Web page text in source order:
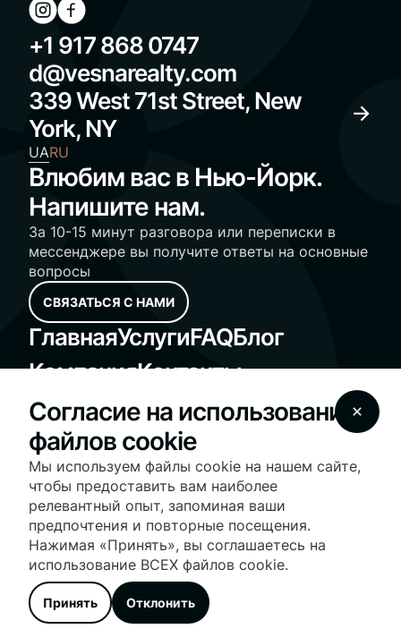
+1 917 868 0747
d@vesnarealty.com
339 West 71st Street, New
York, NY
UARU
Влюбим вас в Нью-Йорк.
Напишите нам.
За 10-15 минут разговора или переписки в
мессенджере вы получите ответы на основные
вопросы
СВЯЗАТЬСЯ С НАМИ
ГлавнаяУслугиFAQБлог
КомпанияКонтакты
Standard Operating Procedures
Fair Housing Notice
© 2025 Vesna Realty - vesnarealty.com | License
#10991236030 | All Rights Reserved
На нашем сайте используются файлы cookie для
оптимизации работы сайта и предоставления
персонализированных услуг и рекламы. Продолжая
использовать сайт, вы соглашаетесь с нашими
условиями использования файлов cookie.
Дополнительную информацию о нашей политике
конфиденциальности и настройках файлов cookie вы
можете найти в разделе
Политика
конфиденциальности.
Согласие на использование
файлов cookie
Мы используем файлы cookie на нашем сайте,
чтобы предоставить вам наиболее
релевантный опыт, запоминая ваши
предпочтения и повторные посещения.
Нажимая «Принять», вы соглашаетесь на
использование ВСЕХ файлов cookie.
Принять Отклонить